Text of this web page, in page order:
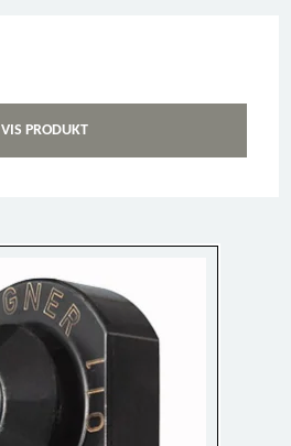
VIS PRODUKT